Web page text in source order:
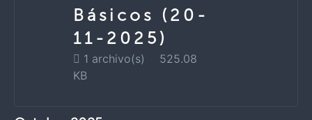
Básicos (20-
11-2025)
1 archivo(s)
525.08
KB